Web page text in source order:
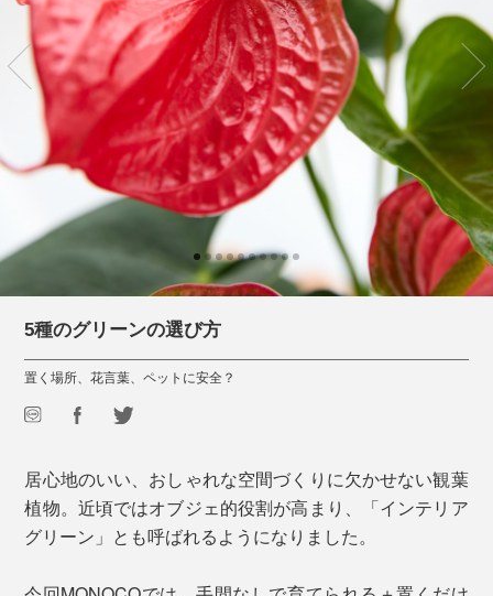
5種のグリーンの選び方
置く場所、花言葉、ペットに安全？
居心地のいい、おしゃれな空間づくりに欠かせない観葉
植物。近頃ではオブジェ的役割が高まり、「インテリア
グリーン」とも呼ばれるようになりました。